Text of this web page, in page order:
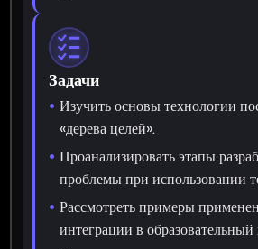
Задачи
Изучить основы технологии
«дерева целей».
Проанализировать этапы
проблемы при использовании
Рассмотреть примеры
интеграции в образовательный